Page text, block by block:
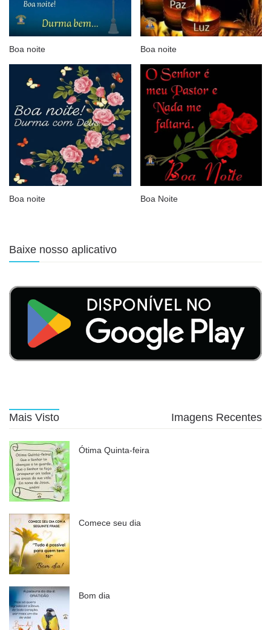
Boa noite Boa noite
Boa noite Boa Noite
Baixe nosso aplicativo
Mais Visto Imagens Recentes
Ótima Quinta-feira
Comece seu dia
Bom dia